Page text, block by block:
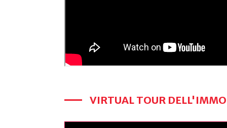
VIRTUAL TOUR